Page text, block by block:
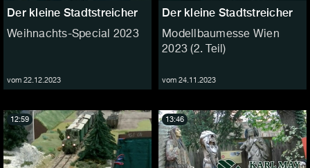
Der kleine Stadtstreicher
Weihnachts-Special 2023
vom 22.12.2023
Der kleine Stadtstreicher
Modellbaumesse Wien
2023 (2. Teil)
vom 24.11.2023
12:59 13:46